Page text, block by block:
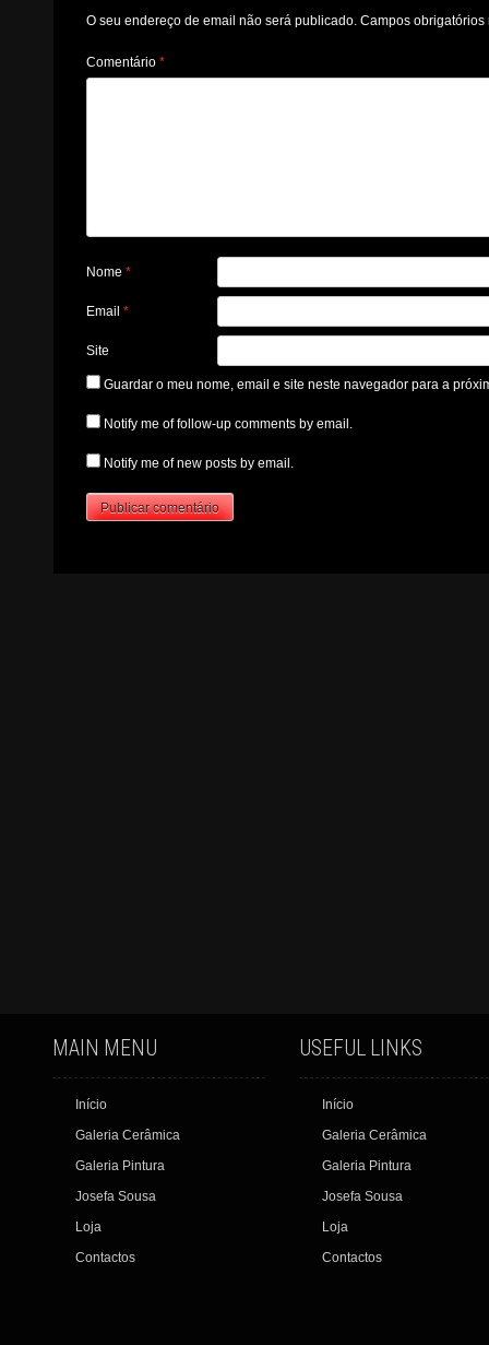
O seu endereço de email não será publicado. Campos
Comentário*
Nome*
Email*
Site
Guardar o meu nome, email e site neste navegador para a
Notify me of follow-up comments by email.
Notify me of new posts by email.
MAIN MENU
Início
Galeria Cerâmica
Galeria Pintura
Josefa Sousa
Loja
Contactos
USEFUL LINKS
Início
Galeria Cerâmica
Galeria Pintura
Josefa Sousa
Loja
Contactos